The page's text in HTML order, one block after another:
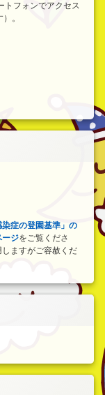
トフォンでアクセス
。
染症の登園基準」の
ージをご覧くださ
ますがご容赦くだ